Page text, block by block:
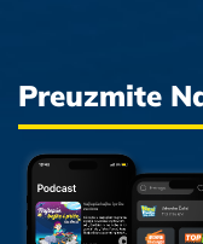
Preuzmite